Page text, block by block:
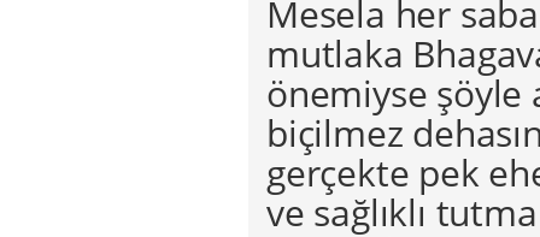
Mesela her
mutlaka
önemiyse şöyle
biçilmez
gerçekte pek
ve sağlıklı